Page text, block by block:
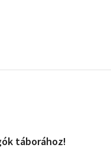
táborához!